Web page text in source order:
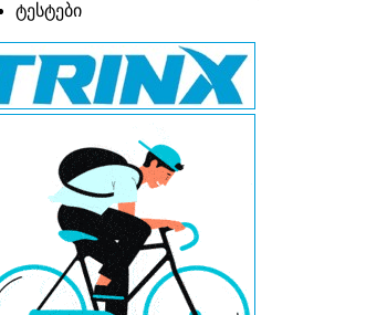
ტესტები